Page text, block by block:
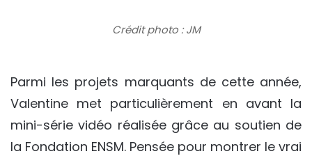
Crédit photo : JM
Parmi les projets marquants de cette année,
Valentine met particulièrement en avant la
mini-série vidéo réalisée grâce au soutien de
la Fondation ENSM. Pensée pour montrer le vrai